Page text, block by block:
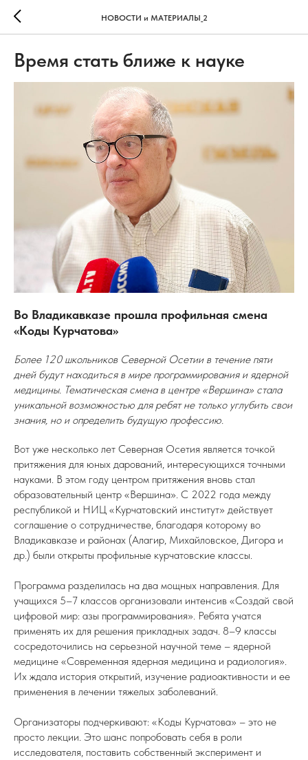
НОВОСТИ и МАТЕРИАЛЫ_2
Время стать ближе к науке
Во Владикавказе прошла профильная смена
«Коды Курчатова»
Более 120 школьников Северной Осетии в течение пяти
дней будут находиться в мире программирования и ядерной
медицины. Тематическая смена в центре «Вершина» стала
уникальной возможностью для ребят не только углубить свои
знания, но и определить будущую профессию.
Вот уже несколько лет Северная Осетия является точкой
притяжения для юных дарований, интересующихся точными
науками. В этом году центром притяжения вновь стал
образовательный центр «Вершина». С 2022 года между
республикой и НИЦ «Курчатовский институт» действует
соглашение о сотрудничестве, благодаря которому во
Владикавказе и районах (Алагир, Михайловское, Дигора и
др.) были открыты профильные курчатовские классы.
Программа разделилась на два мощных направления. Для
учащихся 5–7 классов организовали интенсив «Создай свой
цифровой мир: азы программирования». Ребята учатся
применять их для решения прикладных задач. 8–9 классы
сосредоточились на серьезной научной теме – ядерной
медицине «Современная ядерная медицина и радиология».
Их ждала история открытий, изучение радиоактивности и ее
применения в лечении тяжелых заболеваний.
Организаторы подчеркивают: «Коды Курчатова» – это не
просто лекции. Это шанс попробовать себя в роли
исследователя, поставить собственный эксперимент и